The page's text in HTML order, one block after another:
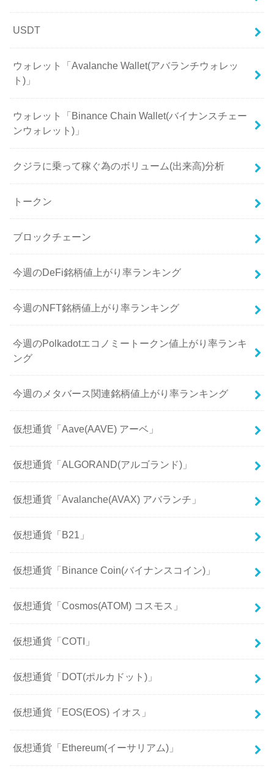
USDT
ウォレット「Avalanche Wallet(アバランチウォレッ
ト)」
ウォレット「Binance Chain Wallet(バイナンスチェー
ンウォレット)」
クジラに乗って稼ぐ為のボリューム(出来高)分析
トークン
ブロックチェーン
今週のDeFi銘柄値上がり率ランキング
今週のNFT銘柄値上がり率ランキング
今週のPolkadotエコノミートークン値上がり率ランキ
ング
今週のメタバース関連銘柄値上がり率ランキング
仮想通貨「Aave(AAVE) アーベ」
仮想通貨「ALGORAND(アルゴランド)」
仮想通貨「Avalanche(AVAX) アバランチ」
仮想通貨「B21」
仮想通貨「Binance Coin(バイナンスコイン)」
仮想通貨「Cosmos(ATOM) コスモス」
仮想通貨「COTI」
仮想通貨「DOT(ポルカドット)」
仮想通貨「EOS(EOS) イオス」
仮想通貨「Ethereum(イーサリアム)」